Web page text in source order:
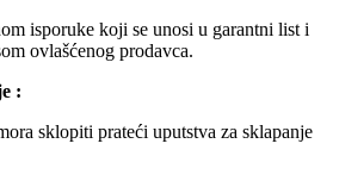
isporuke koji se unosi u garantni list i
ovlašćenog prodavca.
:
sklopiti prateći uputstva za sklapanje